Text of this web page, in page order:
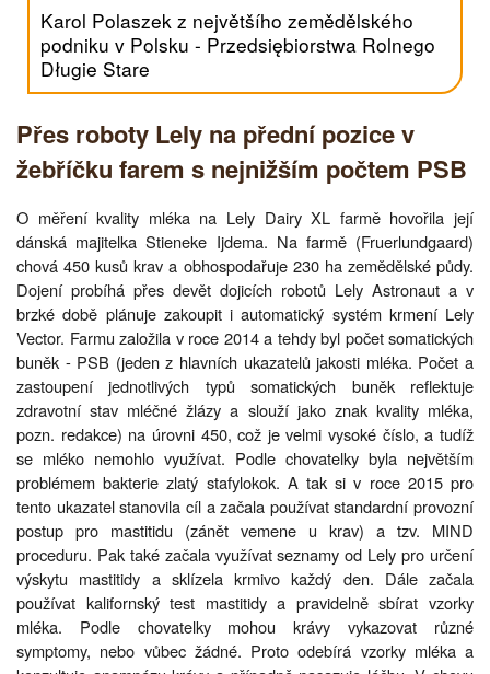
Karol Polaszek z největšího zemědělského
podniku v Polsku - Przedsiębiorstwa Rolnego
Długie Stare
Přes roboty Lely na přední pozice v
žebříčku farem s nejnižším počtem PSB
O měření kvality mléka na Lely Dairy XL farmě hovořila její
dánská majitelka Stieneke Ijdema. Na farmě (Fruerlundgaard)
chová 450 kusů krav a obhospodařuje 230 ha zemědělské půdy.
Dojení probíhá přes devět dojicích robotů Lely Astronaut a v
brzké době plánuje zakoupit i automatický systém krmení Lely
Vector. Farmu založila v roce 2014 a tehdy byl počet somatických
buněk - PSB (jeden z hlavních ukazatelů jakosti mléka. Počet a
zastoupení jednotlivých typů somatických buněk reflektuje
zdravotní stav mléčné žlázy a slouží jako znak kvality mléka,
pozn. redakce) na úrovni 450, což je velmi vysoké číslo, a tudíž
se mléko nemohlo využívat. Podle chovatelky byla největším
problémem bakterie zlatý stafylokok. A tak si v roce 2015 pro
tento ukazatel stanovila cíl a začala používat standardní provozní
postup pro mastitidu (zánět vemene u krav) a tzv. MIND
proceduru. Pak také začala využívat seznamy od Lely pro určení
výskytu mastitidy a sklízela krmivo každý den. Dále začala
používat kalifornský test mastitidy a pravidelně sbírat vzorky
mléka. Podle chovatelky mohou krávy vykazovat různé
symptomy, nebo vůbec žádné. Proto odebírá vzorky mléka a